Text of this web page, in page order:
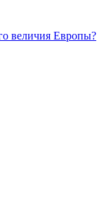
величия Европы?